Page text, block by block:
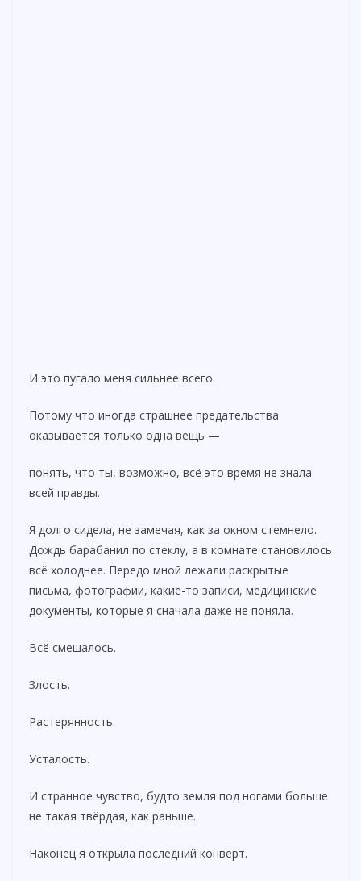
И это пугало меня сильнее всего.
Потому что иногда страшнее предательства
оказывается только одна вещь —
понять, что ты, возможно, всё это время не знала
всей правды.
Я долго сидела, не замечая, как за окном стемнело.
Дождь барабанил по стеклу, а в комнате становилось
всё холоднее. Передо мной лежали раскрытые
письма, фотографии, какие-то записи, медицинские
документы, которые я сначала даже не поняла.
Всё смешалось.
Злость.
Растерянность.
Усталость.
И странное чувство, будто земля под ногами больше
не такая твёрдая, как раньше.
Наконец я открыла последний конверт.